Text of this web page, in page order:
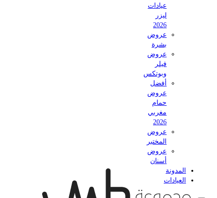
عيادات
عروض
بشرة
عروض
وبوتكس
أفضل
عروض
حمام
مغربي
عروض
المختبر
عروض
أسنان
المدونة
العيادات